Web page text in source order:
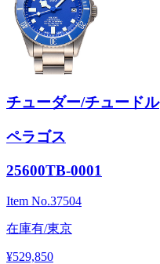
チューダー/チュードル
ペラゴス
25600TB-0001
Item No.37504
在庫有/東京
¥529,850